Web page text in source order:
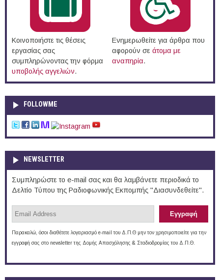
Κοινοποιήστε τις θέσεις
εργασίας σας
συμπληρώνοντας την φόρμα
υποβολής αγγελιών.
Ενημερωθείτε για άρθρα που
αφορούν σε άτομα με
αναπηρία.
FOLLOWME
NEWSLETTER
Συμπληρώστε το e-mail σας και θα λαμβάνετε περιοδικά το
Δελτίο Τύπου της Ραδιοφωνικής Εκπομπής "Διασυνδεθείτε".
Παρακαλώ, όσοι διαθέτετε λογαριασμό e-mail του Δ.Π.Θ μην τον χρησιμοποιείτε για την
εγγραφή σας στο newsletter της Δομής Απασχόλησης & Σταδιοδρομίας του Δ.Π.Θ.